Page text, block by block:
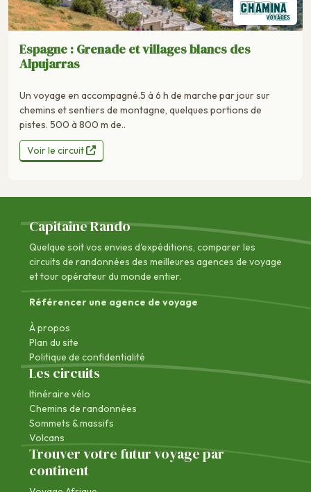
Espagne : Grenade et villages blancs des
Alpujarras
Un voyage en accompagné.5 à 6 h de marche par jour sur
chemins et sentiers de montagne, quelques portions de
pistes. 500 à 800 m de..
Voir le circuit
Capitaine Rando
Quelque soit vos envies d'expéditions, comparer les
circuits de randonnées des meilleures agences de voyage
et tour opérateur du monde entier.
Référencer une agence de voyage
À propos
Plan du site
Politique de confidentialité
Les circuits
Itinéraire vélo
Chemins de randonnées
Sommets & massifs
Volcans
Trouver votre futur voyage par
continent